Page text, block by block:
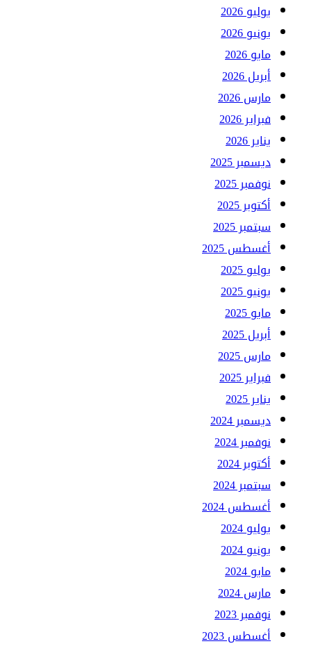
يوليو 2026
يونيو 2026
مايو 2026
أبريل 2026
مارس 2026
فبراير 2026
يناير 2026
ديسمبر 2025
نوفمبر 2025
أكتوبر 2025
سبتمبر 2025
أغسطس 2025
يوليو 2025
يونيو 2025
مايو 2025
أبريل 2025
مارس 2025
فبراير 2025
يناير 2025
ديسمبر 2024
نوفمبر 2024
أكتوبر 2024
سبتمبر 2024
أغسطس 2024
يوليو 2024
يونيو 2024
مايو 2024
مارس 2024
نوفمبر 2023
أغسطس 2023